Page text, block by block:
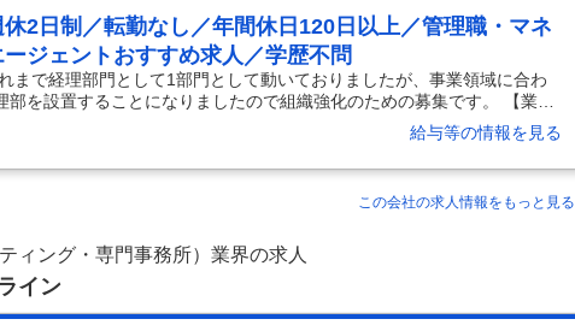
2日制／転勤なし／年間休日120日以上／管理職・マネ
ジェントおすすめ求人／学歴不問
まで経理部門として1部門として動いておりましたが、事業領域に合わ
部を設置することになりましたので組織強化のための募集です。 【業務
グループの管理部門を担っています。経理部は住まい・医療福祉・エン
ングスの各事業毎の4部体制になっており、メンバーとして医療福祉領域
をお任せします。 ※木下グループ本体の経理部所属となり、出向等はあ
アドバイスしますのでご安心ください◎ 〇詳細 ・日次・月次・年次業務
給与等の情報を見る
この会社の求人情報をもっと見る
ィング・専門事務所）業界の求人
イン